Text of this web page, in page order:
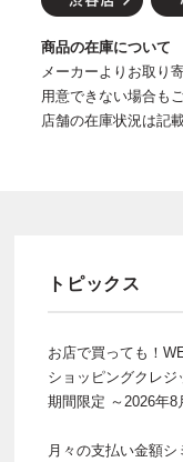
商品の在庫について
メーカーよりお取り
用意できない場合も
店舗の在庫状況は記
トピックス
お店で買っても！
ショッピングクレジ
期間限定 ～2026年8
月々の支払い金額シ